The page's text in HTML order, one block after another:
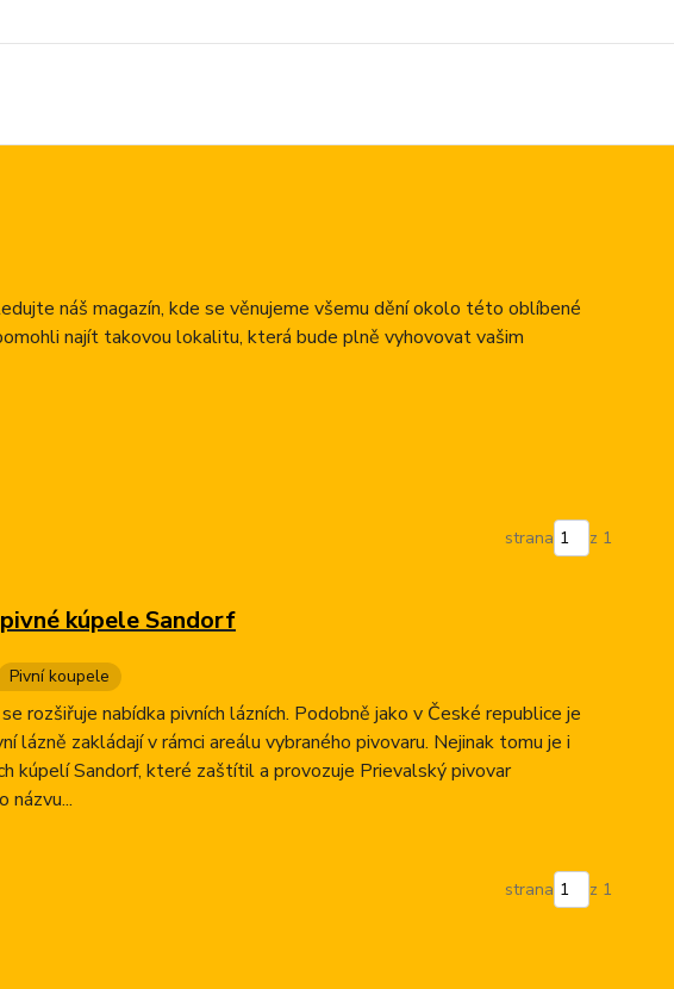
náš magazín, kde se věnujeme všemu dění okolo této oblíbené
najít takovou lokalitu, která bude plně vyhovovat vašim
strana z 1
kúpele Sandorf
Pivní koupele
rozšiřuje nabídka pivních lázních. Podobně jako v České republice je
lázně zakládají v rámci areálu vybraného pivovaru. Nejinak tomu je i
kúpelí Sandorf, které zaštítil a provozuje Prievalský pivovar
názvu...
strana z 1